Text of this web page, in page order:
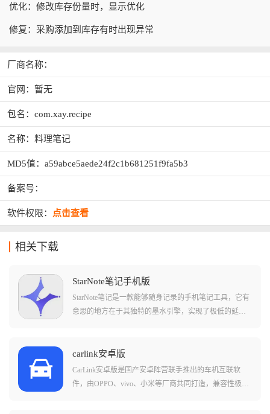
优化：修改库存份量时，显示优化
修复：采购添加到库存有时出现异常
厂商名称：
官网：暂无
包名：com.xay.recipe
名称：料理笔记
MD5值：a59abce5aede24f2c1b681251f9fa5b3
备案号：
软件权限： 点击查看
相关下载
StarNote笔记手机版
StarNote笔记是一款能够随身记录的手机笔记工具，它有
意思的地方在于其独特的墨水引擎，实现了极低的延迟
化功能，即便在屏幕上随意涂写，也能呈现出整洁、美
观的艺术效果。
carlink安卓版
CarLink安卓版是国产安卓阵营联手推出的车机互联软
件，由OPPO、vivo、小米等厂商共同打造，兼容性极